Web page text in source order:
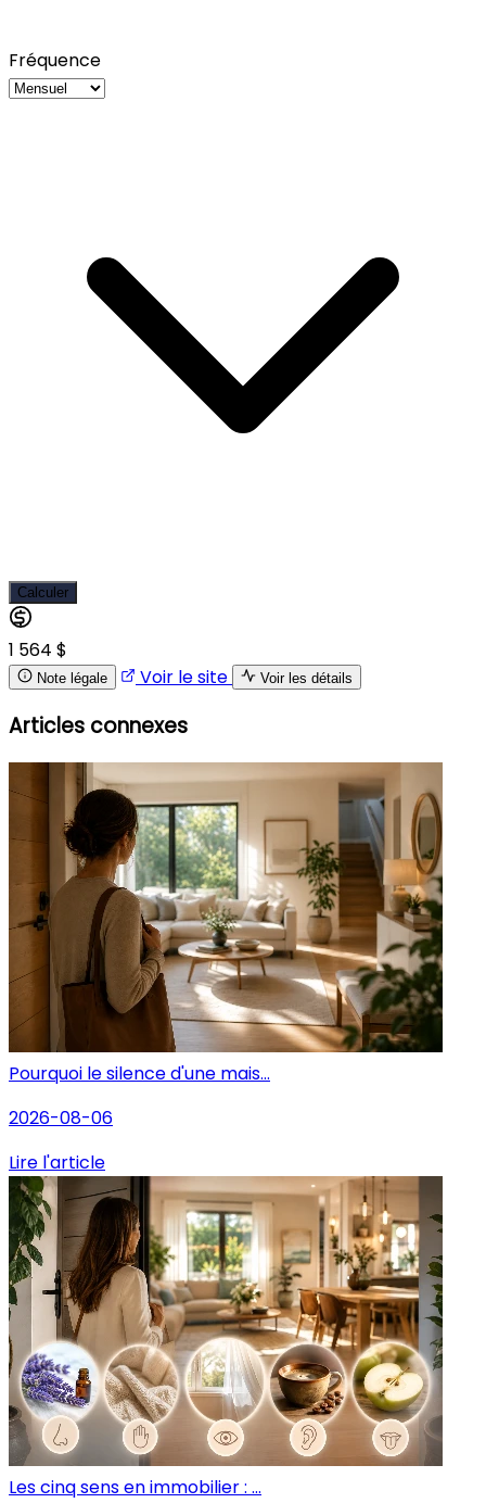
Fréquence
Calculer
1 564 $
Note légale Voir le site Voir les détails
Articles connexes
Pourquoi le silence d'une mais...
2026-08-06
Lire l'article
Les cinq sens en immobilier : ...